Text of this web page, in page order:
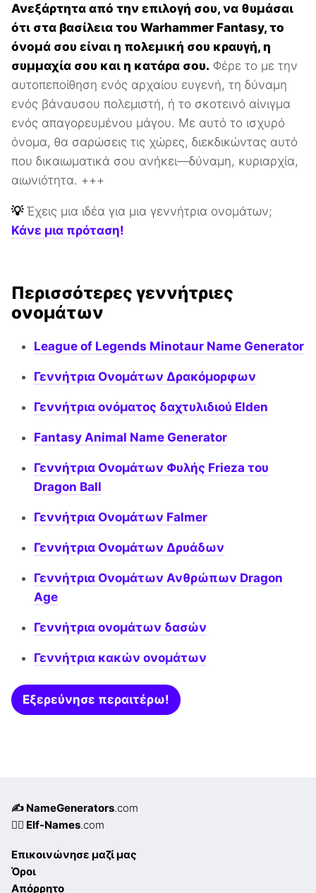
Ανεξάρτητα από την επιλογή σου, να θυμάσαι
ότι στα βασίλεια του Warhammer Fantasy, το
όνομά σου είναι η πολεμική σου κραυγή, η
συμμαχία σου και η κατάρα σου. Φέρε το με την
αυτοπεποίθηση ενός αρχαίου ευγενή, τη δύναμη
ενός βάναυσου πολεμιστή, ή το σκοτεινό αίνιγμα
ενός απαγορευμένου μάγου. Με αυτό το ισχυρό
όνομα, θα σαρώσεις τις χώρες, διεκδικώντας αυτό
που δικαιωματικά σου ανήκει—δύναμη, κυριαρχία,
αιωνιότητα. +++
💡 Έχεις μια ιδέα για μια γεννήτρια ονομάτων;
Κάνε μια πρόταση!
Περισσότερες γεννήτριες
ονομάτων
League of Legends Minotaur Name Generator
Γεννήτρια Ονομάτων Δρακόμορφων
Γεννήτρια ονόματος δαχτυλιδιού Elden
Fantasy Animal Name Generator
Γεννήτρια Ονομάτων Φυλής Frieza του
Dragon Ball
Γεννήτρια Ονομάτων Falmer
Γεννήτρια Ονομάτων Δρυάδων
Γεννήτρια Ονομάτων Ανθρώπων Dragon
Age
Γεννήτρια ονομάτων δασών
Γεννήτρια κακών ονομάτων
Εξερεύνησε περαιτέρω!
✍️ NameGenerators.com
🧝‍♀️ Elf-Names.com
Επικοινώνησε μαζί μας
Όροι
Απόρρητο